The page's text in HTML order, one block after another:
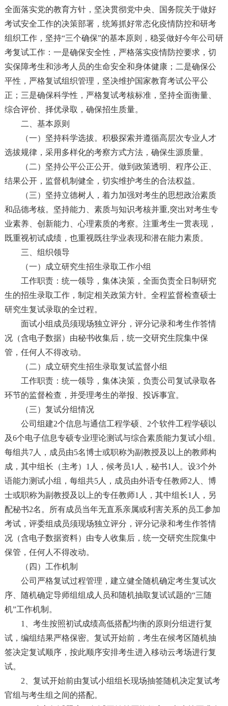
全面落实党的教育方针，坚决贯彻党中央、国务院关于做好
考试安全工作的决策部署，统筹抓好常态化疫情防控和研考
组织工作，坚持“三个确保”的基本原则，稳妥做好今年公司研
考复试工作：一是确保安全性，严格落实疫情防控要求，切
实保障考生和涉考人员的生命安全和身体健康；二是确保公
平性，严格复试组织管理，坚决维护国家教育考试公平公
正；三是确保科学性，严格复试考核标准，坚持全面衡量、
综合评价、择优录取，确保招生质量。
二、基本原则
（一）坚持科学选拔。积极探索并遵循高层次专业人才
选拔规律，采用多样化的考察方式方法，确保生源质量。
（二）坚持公平公正公开。做到政策透明、程序公正、
结果公开，监督机制健全，切实维护考生的合法权益。
（三）坚持立德树人，着力加强对考生的思想政治素质
和品德考核。坚持能力、素质与知识考核并重,突出对考生专
业素养、创新能力、心理素质的考察。注重考生一贯表现，
既重视初试成绩，也重视既往学业表现和潜在能力素质。
三、组织领导
（一）成立研究生招生录取工作小组
工作职责：统一领导，集体决策，全面负责全日制研究
生的招生录取工作，制定相关政策方针。全程监督检查硕士
研究生复试录取的全过程。
面试小组成员须现场独立评分，评分记录和考生作答情
况（含电子数据）由秘书收集后，统一交研究生院集中保
管，任何人不得改动。
（二）成立研究生招生录取复试监督小组
工作职责：统一领导，集体决策，负责公司复试录取各
环节的监督检查，并受理考生的举报、投诉事宜。
（三）复试分组情况
公司组建2个信息与通信工程学硕、2个软件工程学硕以
及6个电子信息专硕专业理论测试与综合素质能力复试小组。
每组共7人，成员由5名博士或职称为副教授及以上的教师构
成，其中组长（主考）1人，候考员1人，秘书1人。设3个外
语能力测试小组，每组共5人，成员由外语专任教师2人、博
士或职称为副教授及以上的专任教师1人，其中组长1人，另
配秘书2名。所有成员当年无直系亲属或利害关系的员工参加
考试，评委组成员须现场独立评分，评分记录和考生作答情
况（含电子数据资料）由专人收集后，统一交研究生院集中
保管，任何人不得改动。
（四）工作机制
公司严格复试过程管理，建立健全随机确定考生复试次
序、随机确定导师组组成人员和随机抽取复试试题的“三随
机”工作机制。
1、考生按照初试成绩高低搭配均衡的原则分组进行复
试，编组结果严格保密。复试开始前，考生在候考区随机抽
签决定复试顺序，按此顺序安排考生进入移动云考场进行复
试。
2、复试开始前由复试小组组长现场抽签随机决定复试考
官组与考生组之间的搭配。